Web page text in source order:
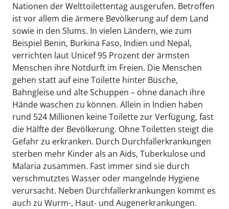
Nationen der Welttoilettentag ausgerufen. Betroffen
ist vor allem die ärmere Bevölkerung auf dem Land
sowie in den Slums. In vielen Ländern, wie zum
Beispiel Benin, Burkina Faso, Indien und Nepal,
verrichten laut Unicef 95 Prozent der ärmsten
Menschen ihre Notdurft im Freien. Die Menschen
gehen statt auf eine Toilette hinter Büsche,
Bahngleise und alte Schuppen – ohne danach ihre
Hände waschen zu können. Allein in Indien haben
rund 524 Millionen keine Toilette zur Verfügung, fast
die Hälfte der Bevölkerung. Ohne Toiletten steigt die
Gefahr zu erkranken. Durch Durchfallerkrankungen
sterben mehr Kinder als an Aids, Tuberkulose und
Malaria zusammen. Fast immer sind sie durch
verschmutztes Wasser oder mangelnde Hygiene
verursacht. Neben Durchfallerkrankungen kommt es
auch zu Wurm-, Haut- und Augenerkrankungen.